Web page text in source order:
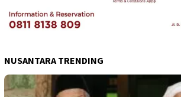
NUSANTARA TRENDING